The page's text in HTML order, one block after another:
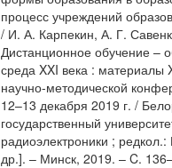
процесс учреждений
/ И. А. Карпекин, А. Г.
Дистанционное обучение –
среда XXI века : материалы
научно-методической
12–13 декабря 2019 г. /
государственный
радиоэлектроники ;
др.]. – Минск, 2019. – C.